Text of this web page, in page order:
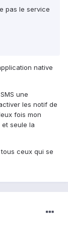
pas le service
native
une
les notif de
fois mon
seule la
ceux qui se